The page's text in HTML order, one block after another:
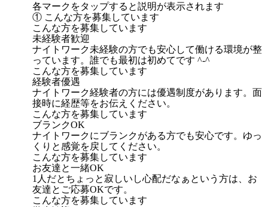
各マークをタップすると説明が表示されます
① こんな方を募集しています
こんな方を募集しています
未経験者歓迎
ナイトワーク未経験の方でも安心して働ける環境が整
っています。誰でも最初は初めてです ^-^
こんな方を募集しています
経験者優遇
ナイトワーク経験者の方には優遇制度があります。面
接時に経歴等をお伝えください。
こんな方を募集しています
ブランクOK
ナイトワークにブランクがある方でも安心です。ゆっ
くりと感覚を戻してください。
こんな方を募集しています
お友達と一緒OK
1人だとちょっと寂しいし心配だなぁという方は、お
友達とご応募OKです。
こんな方を募集しています